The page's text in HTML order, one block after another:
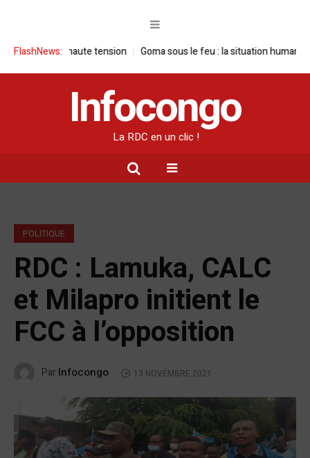
FlashNews:
tension Goma sous le feu : la situation humanitaire se dégrade
Infocongo
La RDC en un clic !
POLITIQUE
RDC : Lamuka, CALC
et Milapro initient le
FCC à l’opposition
Par Infocongo 13 NOVEMBRE 2021